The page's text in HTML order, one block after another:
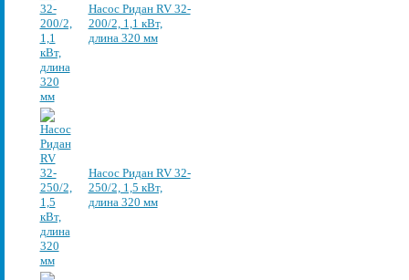
Насос Ридан RV 32-
200/2, 1,1 кВт,
длина 320 мм
Насос Ридан RV 32-
250/2, 1,5 кВт,
длина 320 мм